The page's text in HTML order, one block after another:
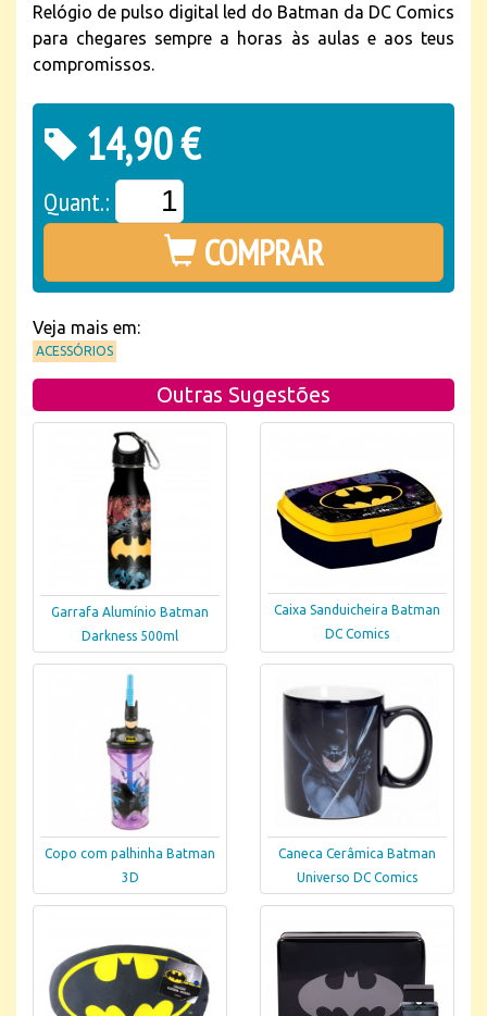
Relógio de pulso digital led do Batman da DC Comics
para chegares sempre a horas às aulas e aos teus
compromissos.
14,90 €
Quant.:
COMPRAR
Veja mais em:
ACESSÓRIOS
Outras Sugestões
Garrafa Alumínio Batman
Darkness 500ml
Caixa Sanduicheira Batman
DC Comics
Copo com palhinha Batman
3D
Caneca Cerâmica Batman
Universo DC Comics